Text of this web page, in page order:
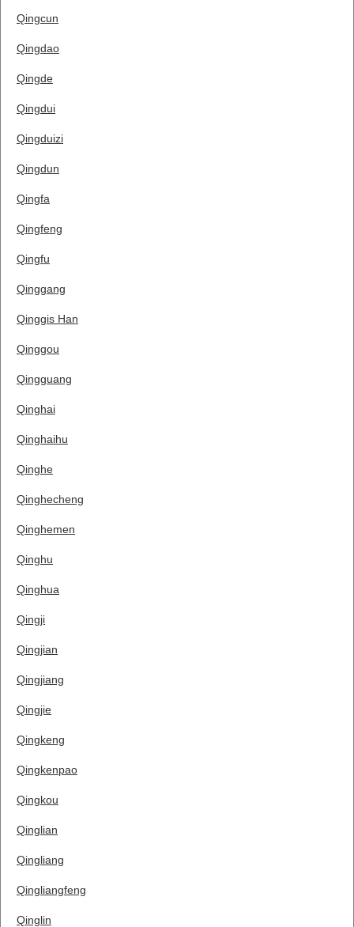
Qingcun
Qingdao
Qingde
Qingdui
Qingduizi
Qingdun
Qingfa
Qingfeng
Qingfu
Qinggang
Qinggis Han
Qinggou
Qingguang
Qinghai
Qinghaihu
Qinghe
Qinghecheng
Qinghemen
Qinghu
Qinghua
Qingji
Qingjian
Qingjiang
Qingjie
Qingkeng
Qingkenpao
Qingkou
Qinglian
Qingliang
Qingliangfeng
Qinglin